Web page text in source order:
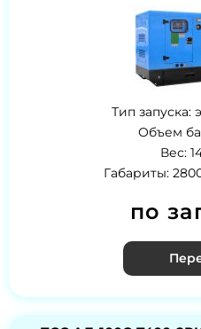
Тип запуска:
Объем
Вес:
Габариты:
по